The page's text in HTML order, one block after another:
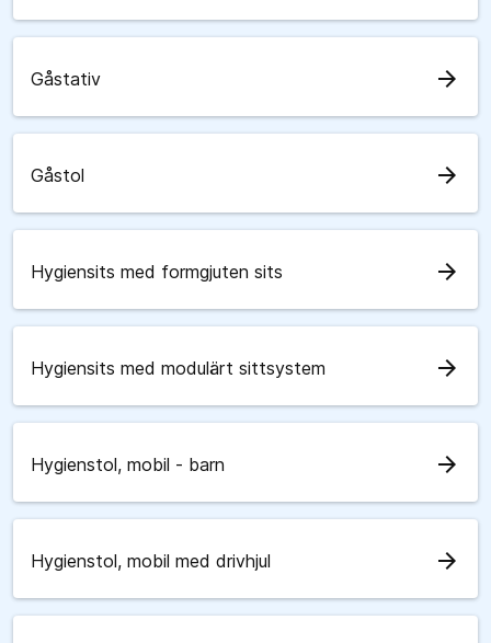
Gåstativ arrow_forward
Gåstol arrow_forward
Hygiensits med formgjuten sits arrow_forward
Hygiensits med modulärt sittsystem arrow_forward
Hygienstol, mobil - barn arrow_forward
Hygienstol, mobil med drivhjul arrow_forward